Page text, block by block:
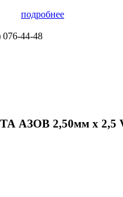
подробнее
076-44-48
АЗОВ 2,50мм x 2,5